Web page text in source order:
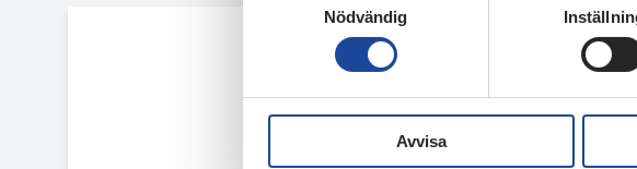
Ta reda på mer om hur dina personliga
eller dra tillbaka ditt samtycke när som helst
Vi använder enhetsidentifierare för att anpassa
sociala medier och analysera vår trafik. Vi
till de sociala medier och annons- och
Nödvändig
Avvisa